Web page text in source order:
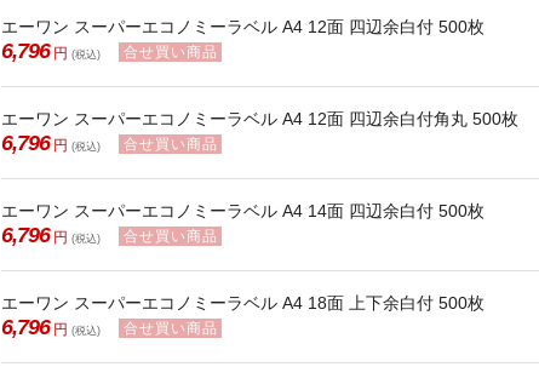
エーワン スーパーエコノミーラベル A4 12面 四辺余白付 500枚
6,796 円 (税込) 合せ買い商品
エーワン スーパーエコノミーラベル A4 12面 四辺余白付角丸 500枚
6,796 円 (税込) 合せ買い商品
エーワン スーパーエコノミーラベル A4 14面 四辺余白付 500枚
6,796 円 (税込) 合せ買い商品
エーワン スーパーエコノミーラベル A4 18面 上下余白付 500枚
6,796 円 (税込) 合せ買い商品